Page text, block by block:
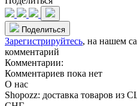
Поделиться
Зарегистрируйтесь, на нашем
комментарий
Комментарии:
Комментариев пока нет
О нас
Shopozz: доставка товаров